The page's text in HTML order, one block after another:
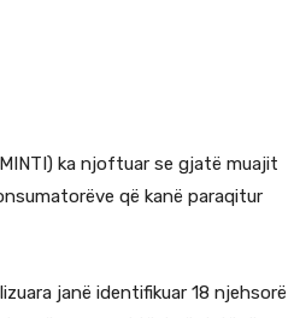
ka njoftuar se gjatë muajit
që kanë paraqitur
janë identifikuar 18 njehsorë